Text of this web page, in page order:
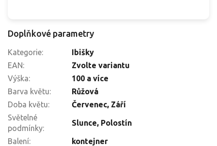
Doplňkové parametry
Kategorie:
Ibišky
EAN:
Zvolte variantu
Výška:
100 a více
Barva květu:
Růžová
Doba květu: Červenec, Září
Světelné
podmínky:
Slunce, Polostín
Balení: kontejner